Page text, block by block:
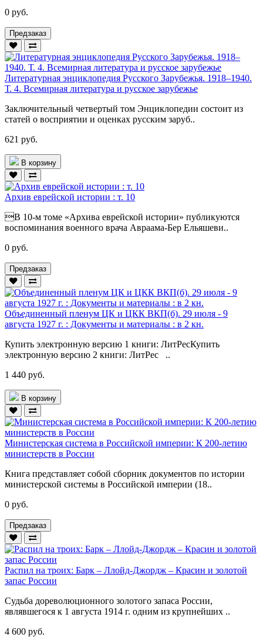
0 руб.
Предзаказ
Литературная энциклопедия Русского Зарубежья. 1918–1940.
Т. 4. Всемирная литература и русское зарубежье
Заключительный четвертый том Энциклопедии состоит из
статей о восприятии и оценках русским заруб..
621 руб.
В корзину
Архив еврейской истории : т. 10
В 10-м томе «Архива еврейской истории» публикуются
воспоминания военного врача Авраама-Бер Ельяшеви..
0 руб.
Предзаказ
Объединенный пленум ЦК и ЦКК ВКП(б). 29 июля - 9
августа 1927 г. : Документы и материалы : в 2 кн.
Купить электронную версию 1 книги: ЛитРесКупить
электронную версию 2 книги: ЛитРес ..
1 440 руб.
В корзину
Министерская система в Российской империи: К 200-летию
министерств в России
Книга представляет собой сборник документов по истории
министерской системы в Российской империи (18..
0 руб.
Предзаказ
Распил на троих: Барк – Ллойд-Джордж – Красин и золотой
запас России
Судьба дореволюционного золотого запаса России,
являвшегося к 1 августа 1914 г. одним из крупнейших ..
4 600 руб.